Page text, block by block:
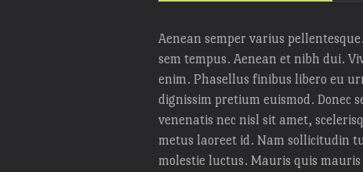
Aenean semper varius
sem tempus. Aenean et nibh dui.
enim. Phasellus finibus libero eu
dignissim pretium euismod. Donec
venenatis nec nisl sit amet,
metus laoreet id. Nam sollicitudin
molestie luctus. Mauris quis